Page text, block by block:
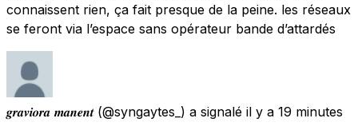
connaissent rien, ça fait presque de la peine. les réseaux
se feront via l’espace sans opérateur bande d’attardés
𝒈𝒓𝒂𝒗𝒊𝒐𝒓𝒂 𝒎𝒂𝒏𝒆𝒏𝒕 (@syngaytes_) a signalé il y a 19 minutes